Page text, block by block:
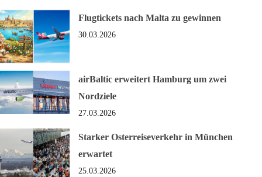
Flugtickets nach Malta zu gewinnen
30.03.2026
airBaltic erweitert Hamburg um zwei
Nordziele
27.03.2026
Starker Osterreiseverkehr in München
erwartet
25.03.2026